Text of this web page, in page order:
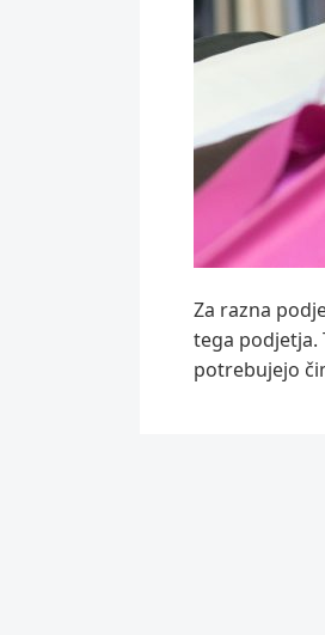
Za razna
tega podjetja.
potrebujejo